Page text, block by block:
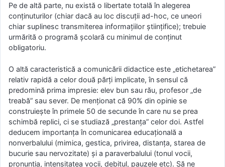
Pe de altă parte, nu există o libertate totală în alegerea
conţinuturilor (chiar dacă au loc discuţii ad-hoc, ce uneori
chiar suplinesc transmiterea informaţiilor ştiinţifice); trebuie
urmărită o programă şcolară cu minimul de conţinut
obligatoriu.
O altă caracteristică a comunicării didactice este „etichetarea”
relativ rapidă a celor două părţi implicate, în sensul că
predomină prima impresie: elev bun sau rău, profesor „de
treabă” sau sever. De menţionat că 90% din opinie se
construieşte în primele 50 de secunde în care nu se prea
schimbă replici, ci se studiază „prestanţa” celor doi. Astfel
deducem importanţa în comunicarea educaţională a
nonverbalului (mimica, gestica, privirea, distanţa, starea de
bucurie sau nervozitate) şi a paraverbalului (tonul vocii,
pronunţia, intensitatea vocii, debitul, pauzele etc). Să ne